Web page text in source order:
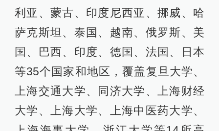
利亚、蒙古、印度尼西亚、挪威、哈
萨克斯坦、泰国、越南、俄罗斯、美
国、巴西、印度、德国、法国、日本
等35个国家和地区，覆盖复旦大学、
上海交通大学、同济大学、上海财经
大学、上海大学、上海中医药大学、